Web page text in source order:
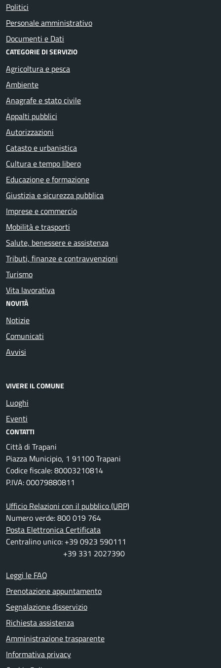
Politici
Personale amministrativo
Documenti e Dati
CATEGORIE DI SERVIZIO
Agricoltura e pesca
Ambiente
Anagrafe e stato civile
Appalti pubblici
Autorizzazioni
Catasto e urbanistica
Cultura e tempo libero
Educazione e formazione
Giustizia e sicurezza pubblica
Imprese e commercio
Mobilità e trasporti
Salute, benessere e assistenza
Tributi, finanze e contravvenzioni
Turismo
Vita lavorativa
NOVITÀ
Notizie
Comunicati
Avvisi
VIVERE IL COMUNE
Luoghi
Eventi
CONTATTI
Città di Trapani
Piazza Municipio, 1 91100 Trapani
Codice fiscale: 80003210814
P.IVA: 00079880811
Ufficio Relazioni con il pubblico (URP)
Numero verde: 800 019 764
Posta Elettronica Certificata
Centralino unico: +39 0923 590111
+39 331 2027390
Leggi le FAQ
Prenotazione appuntamento
Segnalazione disservizio
Richiesta assistenza
Amministrazione trasparente
Informativa privacy